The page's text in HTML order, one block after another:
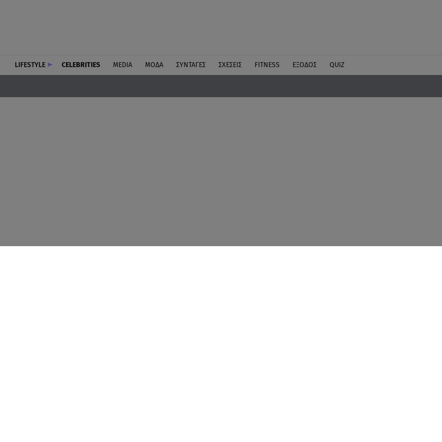
LIFESTYLE CELEBRITIES MEDIA ΜΟΔΑ ΣΥΝΤΑΓΕΣ ΣΧΕΣΕΙΣ FITNESS ΕΞΟΔΟΣ QUIZ